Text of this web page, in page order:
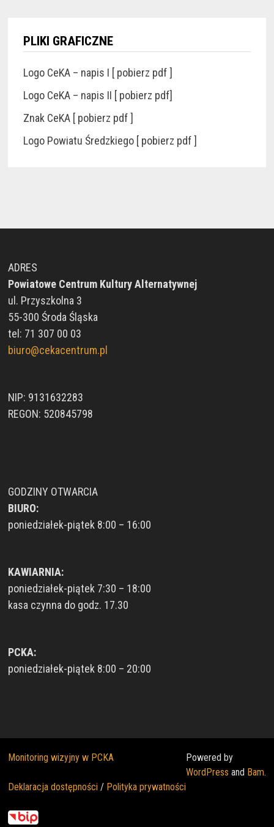
PLIKI GRAFICZNE
Logo CeKA – napis I [ pobierz pdf ]
Logo CeKA – napis II [ pobierz pdf]
Znak CeKA [ pobierz pdf ]
Logo Powiatu Średzkiego [ pobierz pdf ]
ADRES
Powiatowe Centrum Kultury Alternatywnej
ul. Przyszkolna 3
55-300 Środa Śląska
tel: 71 307 00 03
biuro@cekacentrum.pl
NIP: 9131632283
REGON: 520845798
GODZINY OTWARCIA
BIURO:
poniedziałek-piątek 8:00 – 16:00
KAWIARNIA:
poniedziałek-piątek 7:30 – 18:00
kasa czynna do godz. 17.30
PCKA:
poniedziałek-piątek 8:00 – 20:00
Monitoring wizyjny w PCKA
Deklaracja dostępności/ Polityka prywatności
Powered by
WordPress and Bam.